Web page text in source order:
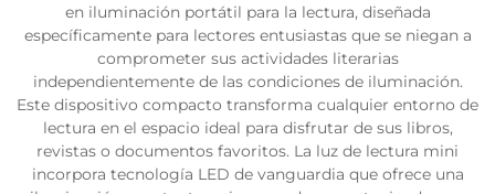
en iluminación portátil para la lectura, diseñada
específicamente para lectores entusiastas que se niegan a
comprometer sus actividades literarias
independientemente de las condiciones de iluminación.
Este dispositivo compacto transforma cualquier entorno de
lectura en el espacio ideal para disfrutar de sus libros,
revistas o documentos favoritos. La luz de lectura mini
incorpora tecnología LED de vanguardia que ofrece una